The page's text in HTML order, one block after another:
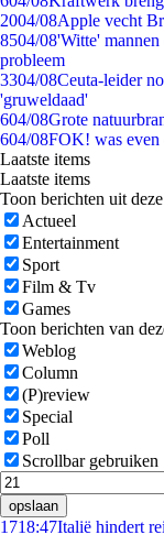
2004/08Apple vecht
8504/08'Witte'
probleem
3304/08Ceuta-leider
'gruweldaad'
604/08Grote
604/08FOK! was even
Laatste items
Laatste items
Toon berichten uit
Actueel
Entertainment
Sport
Film & Tv
Games
Toon berichten van
Weblog
Column
(P)review
Special
Poll
Scrollbar gebruiken
opslaan
1718:47Italië hindert